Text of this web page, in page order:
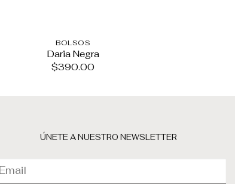
BOLSOS
Daria Negra
$390.00
ÚNETE A NUESTRO NEWSLETTER